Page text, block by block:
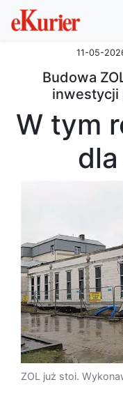
11-05-
Budowa
inwestycji
W tym
ZOL już stoi.